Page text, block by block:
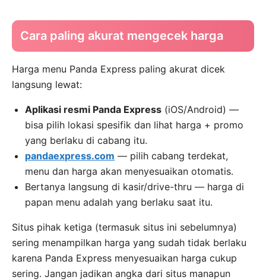
Cara paling akurat mengecek harga
Harga menu Panda Express paling akurat dicek
langsung lewat:
Aplikasi resmi Panda Express (iOS/Android) —
bisa pilih lokasi spesifik dan lihat harga + promo
yang berlaku di cabang itu.
pandaexpress.com — pilih cabang terdekat,
menu dan harga akan menyesuaikan otomatis.
Bertanya langsung di kasir/drive-thru — harga di
papan menu adalah yang berlaku saat itu.
Situs pihak ketiga (termasuk situs ini sebelumnya)
sering menampilkan harga yang sudah tidak berlaku
karena Panda Express menyesuaikan harga cukup
sering. Jangan jadikan angka dari situs manapun